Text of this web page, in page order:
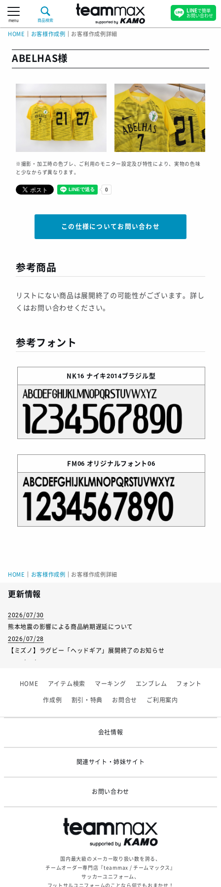
menu 商品検索
HOME お客様作成例 お客様作成例詳細
ABELHAS様
※撮影・加工時の色ブレ、ご利用のモニター設定及び特性により、実物の色味
と少なからず異なります。
この仕様についてお問い合わせ
参考商品
リストにない商品は展開終了の可能性がございます。詳し
くはお問い合わせください。
参考フォント
NK16 ナイキ2014ブラジル型
FM06 オリジナルフォント06
HOME お客様作成例 お客様作成例詳細
更新情報
2026/07/30
熊本地震の影響による商品納期遅延について
2026/07/28
【ミズノ】ラグビー「ヘッドギア」展開終了のお知らせ
2026/07/01
2026/06/09
【アシックス】一部商品「生地の在庫限り」廃盤のお知らせ
HOME アイテム検索 マーキング エンブレム フォント
作成例 割引・特典 お問合せ ご利用案内
会社情報
関連サイト・姉妹サイト
お問い合わせ
国内最大級のメーカー取り扱い数を誇る、
チームオーダー専門店『teammax / チームマックス』
サッカーユニフォーム、
フットサルユニフォームのことなら何でもおまかせ！
LINEで簡単
お問い合わせ